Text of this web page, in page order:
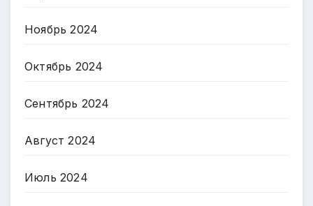
Ноябрь 2024
Октябрь 2024
Сентябрь 2024
Август 2024
Июль 2024